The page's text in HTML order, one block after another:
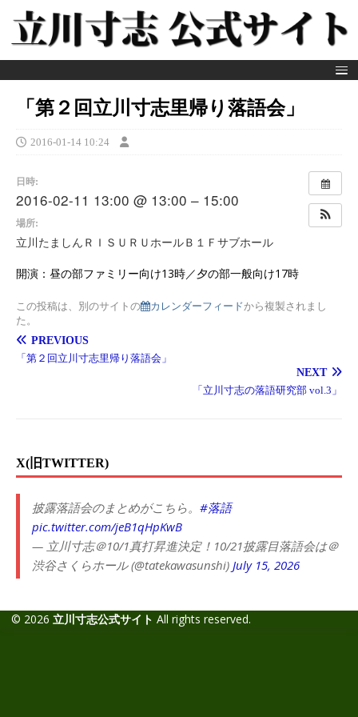
「第２回立川寸志里帰り落語会」
2016-01-14 10:24
日時:
2016-02-11 13:00 @ 13:00 – 15:00
場所:
立川たましんＲＩＳＵＲＵホールＢ１Ｆサブホール
開演：昼の部ファミリー向け13時／夕の部一般向け17時
この投稿は、別のサイトの カレンダーフィードから複製されまし
た。
PREVIOUS
「第２回立川寸志里帰り落語会」
NEXT
「立川寸志の落語研究部 vol.3」
X(旧TWITTER)
披露落語会のまとめがこちら。 #落語
pic.twitter.com/jeB1qHpKwB
— 立川寸志＠10/1真打昇進決定！10/21披露目落語会は＠
渋谷さくらホール (@tatekawasunshi) July 15, 2026
© 2026 立川寸志公式サイト All rights reserved.